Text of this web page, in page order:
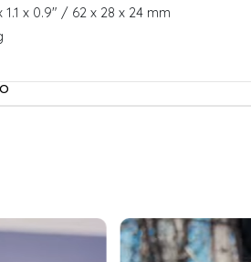
1.1 x 0.9" / 62 x 28 x 24 mm